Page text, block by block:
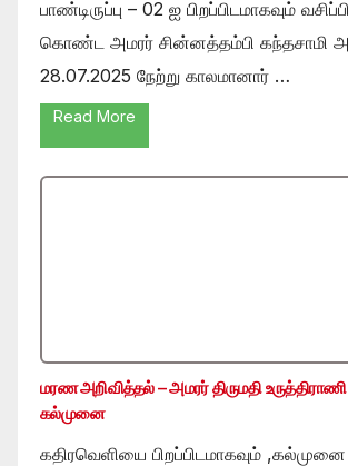
பாண்டிருப்பு – 02 ஐ பிறப்பிடமாகவும்
கொண்ட அமரர் சின்னத்தம்பி கந்தசாமி
28.07.2025 நேற்று காலமானார் …
Read More
மரண அறிவித்தல் – அமரர் திருமதி
கல்முனை
கதிரவெளியை பிறப்பிடமாகவும்